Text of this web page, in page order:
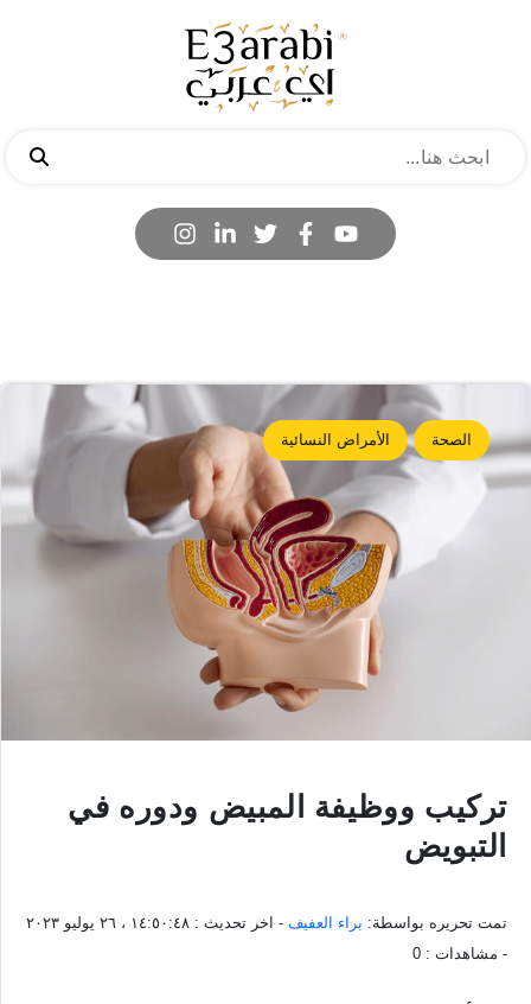
الصحة الأمراض النسائية
تركيب ووظيفة المبيض ودوره في
التبويض
تمت تحريره بواسطة: براء العفيف - اخر تحديث : ١٤:٥٠:٤٨ ، ٢٦ يوليو ٢٠٢٣
- مشاهدات : 0